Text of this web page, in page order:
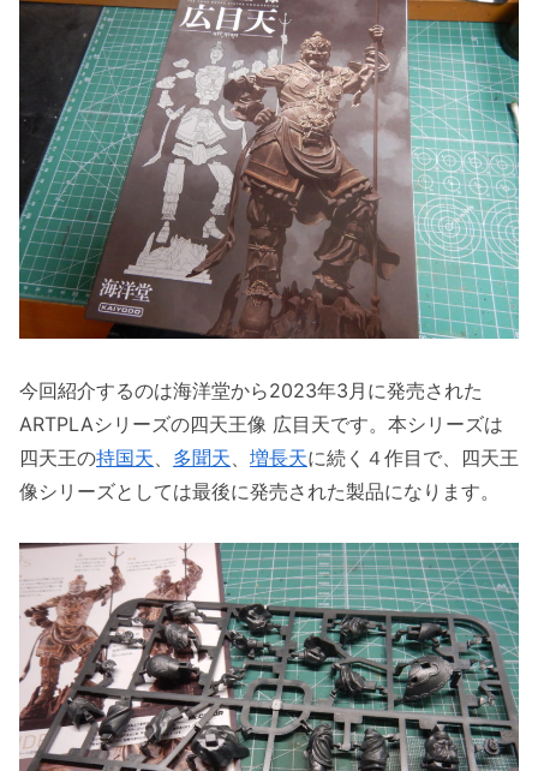
今回紹介するのは海洋堂から2023年3月に発売された
ARTPLAシリーズの四天王像 広目天です。本シリーズは
四天王の持国天 多聞天 増長天に続く４作目で、四天王
像シリーズとしては最後に発売された製品になります。